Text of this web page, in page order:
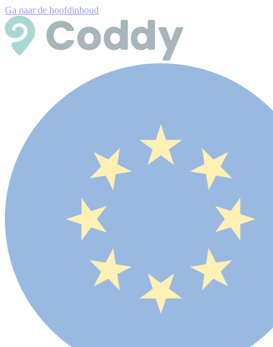
Ga naar de hoofdinhoud